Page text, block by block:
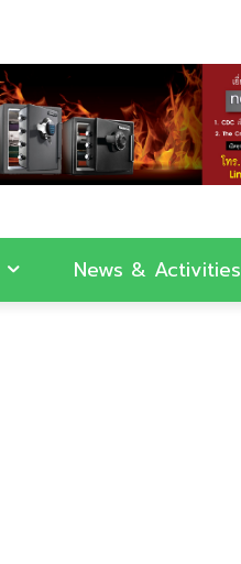
News & Activities